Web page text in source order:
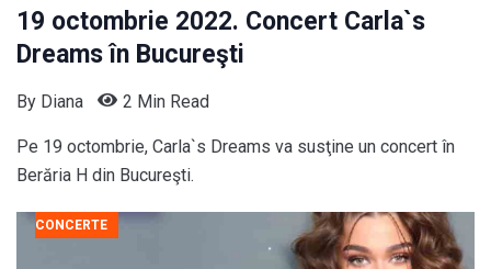
19 octombrie 2022. Concert Carla`s
Dreams în Bucureşti
By Diana 2 Min Read
Pe 19 octombrie, Carla`s Dreams va susţine un concert în
Berăria H din Bucureşti.
CONCERTE